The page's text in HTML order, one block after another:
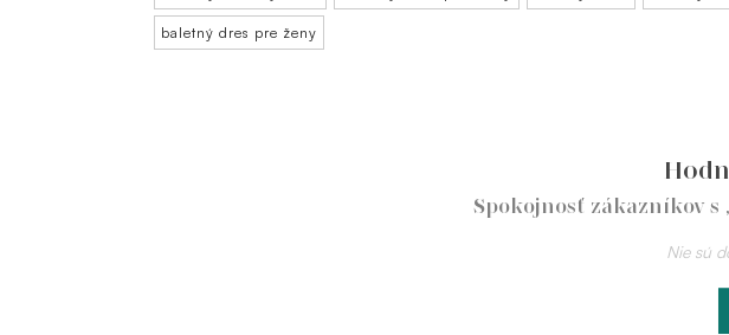
baletný dres pre ženy
Spokojnosť zákazníkov s
Nie sú